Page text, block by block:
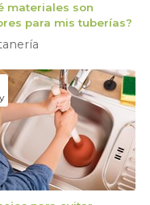
materiales son
para mis tuberías?